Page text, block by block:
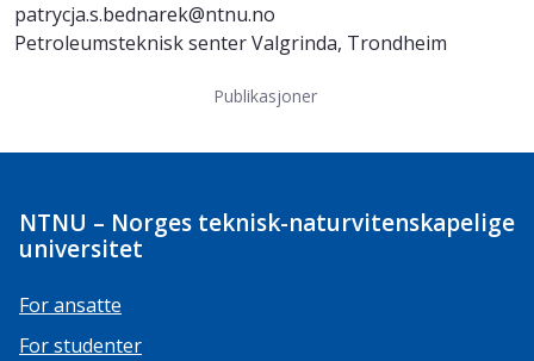
patrycja.s.bednarek@ntnu.no
Petroleumsteknisk senter Valgrinda, Trondheim
Publikasjoner
NTNU – Norges teknisk-naturvitenskapelige
universitet
For ansatte
For studenter